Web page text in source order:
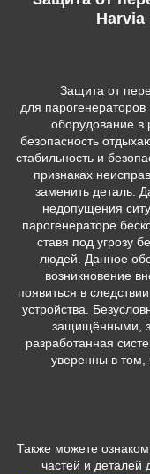
Harvia
Защита от
для
оборудование в
безопасность
стабильность и
признаках
заменить деталь.
недопущения
парогенераторе
ставя под угрозу
людей. Данное
возникновение
появиться в
устройства.
защищёнными,
разработанная
уверенны в том,
Также можете
частей и деталей